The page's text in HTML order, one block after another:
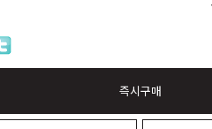
즉시구매